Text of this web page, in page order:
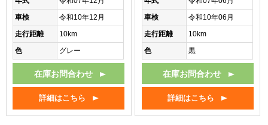
車検
令和10年12月
走行距離
10km
色
グレー
在庫お問合わせ
詳細はこちら
車検
令和10年06月
走行距離
10km
色
黒
在庫お問合わせ
詳細はこちら